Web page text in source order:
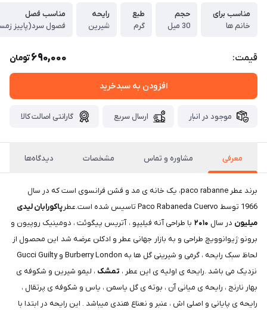
مناسب برای
خانم ها
حجم
30 میل
طبع
گرم
رایحه
شیرین
مناسب فصل
فصول سرد(پاییز
قیمت: 690,000تومان
افزودن به سبدخرید
موجود در انبار ارسال سریع گارانتی اصالت کالا
معرفی مشاوره و تماس مشخصات دیدگاه‌ها
برند عطر paco rabanne، یک خانه ی مد و فشن فرانسوی است که در سال
1966 توسط Paco Rabaneda Cuervo تاسیس شده است.عطر
پاکورابان لیدی
میلیون در سال ۲۰۱۰ با طراحی آنه فیلیپو ، آتریس پیگوئت ، دومینیک روپیون و
برونو ژیوانوویچ طراحی و به بازار جهانی عطر و ادکلن عرضه شد این محصول از
لحاظ سبک رایحه ، گرمی و شیرینی گل ها به Burberry London و Gucci Guilty
نزدیک می باشد .رایحه ی اولیه ی این عطر ، تمشک ، لیمو شیرین و شکوفه ی
بهار نارنج ، رایحه ی میانی آن ، بوته ی گل یاسمن ، یاس و شکوفه ی پرتقال ،
رایحه ی پایانی و اصلی اش ، عنبر و نعناع هندی میباشد . این رایحه در ابتدا با